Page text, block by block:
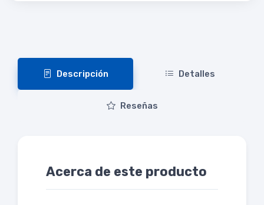
Descripción Detalles
Reseñas
Acerca de este producto